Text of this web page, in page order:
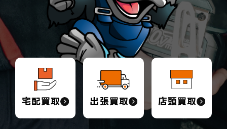
宅配買取 出張買取 店頭買取